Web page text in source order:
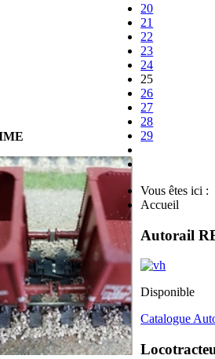
20
21
22
23
24
25
26
27
28
29
Vous êtes ici :
Accueil
Autorail
Disponible
Catalogue